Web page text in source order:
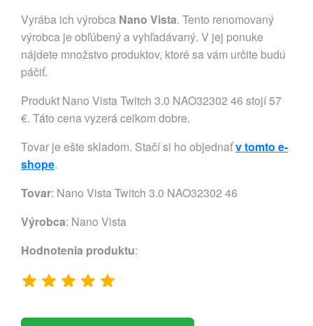
Vyrába ich výrobca Nano Vista. Tento renomovaný
výrobca je obľúbený a vyhľadávaný. V jej ponuke
nájdete množstvo produktov, ktoré sa vám určite budú
páčiť.
Produkt Nano Vista Twitch 3.0 NAO32302 46 stojí 57
€. Táto cena vyzerá celkom dobre.
Tovar je ešte skladom. Stačí si ho objednaťv tomto e-
shope.
Tovar: Nano Vista Twitch 3.0 NAO32302 46
Výrobca: Nano Vista
Hodnotenia produktu: